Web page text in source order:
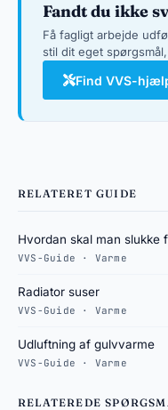
Fandt du ikke
Få fagligt arbejde
stil dit eget
Find VVS-
RELATERET GUIDE
Hvordan skal man slukke
VVS-Guide · Varme
Radiator suser
VVS-Guide · Varme
Udluftning af gulvvarme
VVS-Guide · Varme
RELATEREDE